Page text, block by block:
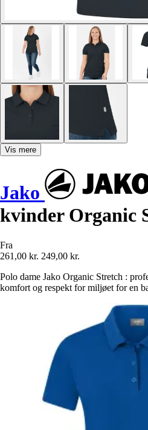
Vis mere
Jako
kvinder Organic
Fra
261,00 kr. 249,00 kr.
Polo dame Jako Organic Stretch :
komfort og respekt for miljøet for en